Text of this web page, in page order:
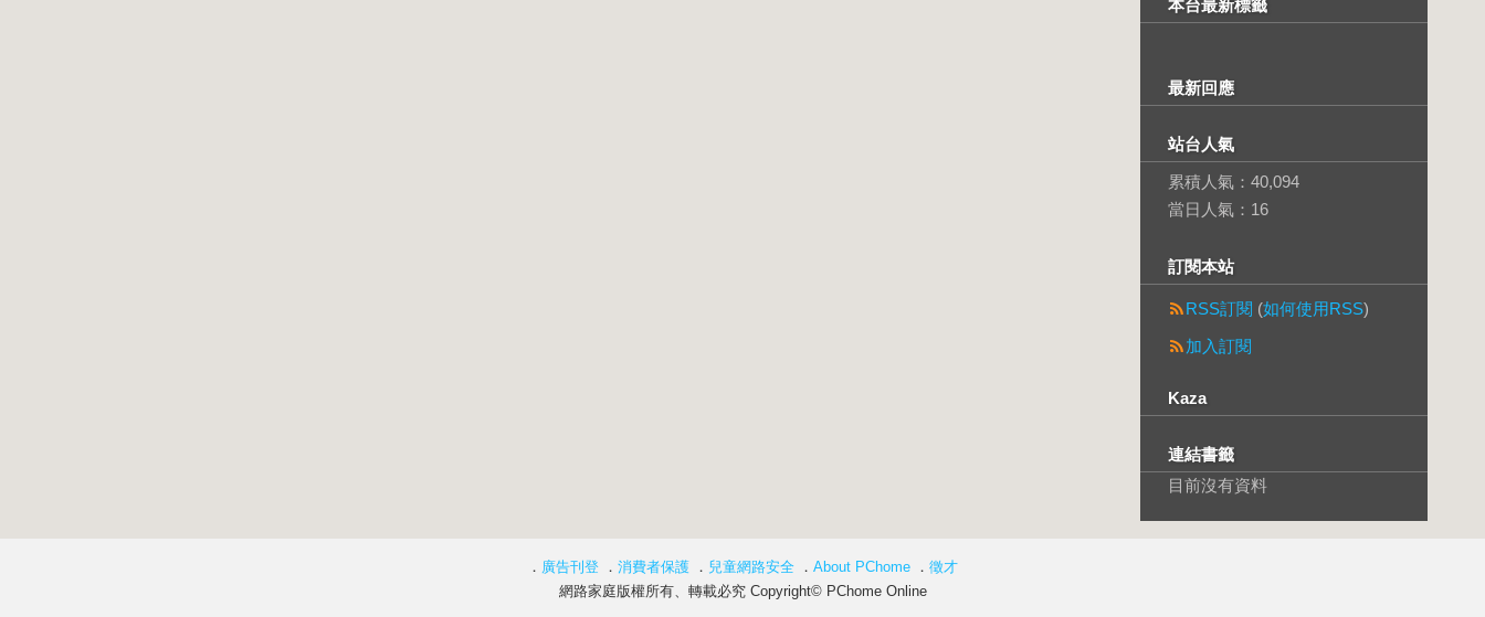
本台最新標籤
最新回應
站台人氣
累積人氣： 40,094
當日人氣： 16
訂閱本站
RSS訂閱 (如何使用RSS)
加入訂閱
Kaza
連結書籤
目前沒有資料
． 廣告刊登 ． 消費者保護 ． 兒童網路安全 ． About PChome ． 徵才
網路家庭版權所有、轉載必究 Copyright© PChome Online